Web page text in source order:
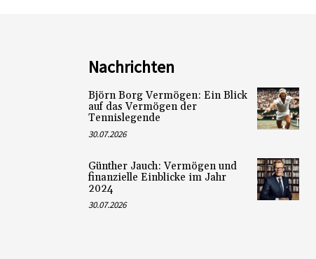
Nachrichten
Björn Borg Vermögen: Ein Blick
auf das Vermögen der
Tennislegende
30.07.2026
Günther Jauch: Vermögen und
finanzielle Einblicke im Jahr
2024
30.07.2026